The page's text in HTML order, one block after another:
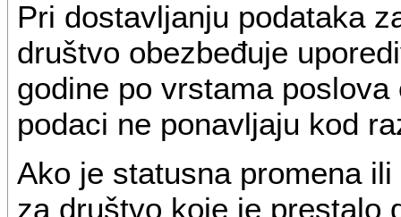
Pri dostavljanju podataka
društvo obezbeđuje
godine po vrstama
podaci ne ponavljaju kod
Ako je statusna promena
za društvo koje je prestalo